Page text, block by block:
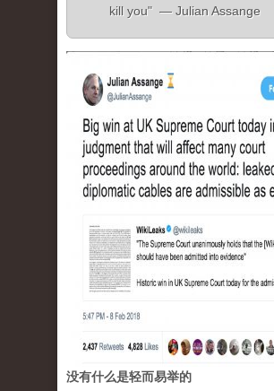
kill you" — Julian Assange
没有什么是轻而易举的